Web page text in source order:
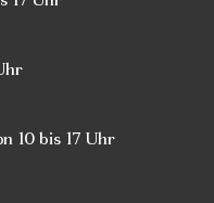
10 bis 17 Uhr